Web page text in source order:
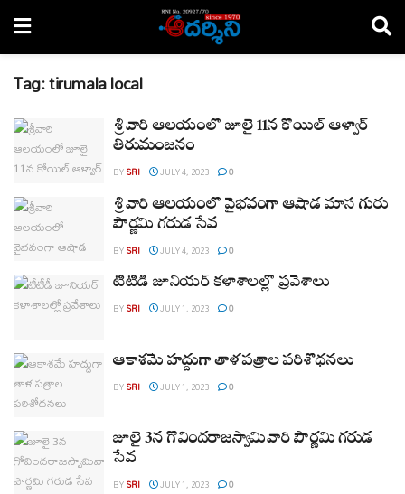
Tag:tirumala local
శ్రీవారి ఆలయంలో జూలై 11న కోయిల్‌ ఆళ్వార్‌
తిరుమంజనం
BYSRI JULY 4, 2023 0
శ్రీవారి ఆలయంలో వైభవంగా ఆషాడ మాస గురు
పౌర్ణమి గరుడ సేవ
BYSRI JULY 4, 2023 0
టీటీడీ జూనియర్ కళాశాలల్లో ప్రవేశాలు
BYSRI JULY 1, 2023 0
ఆకాశమే హద్దుగా తాళ పత్రాల పరిశోధనలు
BYSRI JULY 1, 2023 0
జూలై 3న గోవిందరాజస్వామివారి పౌర్ణమి గరుడ
సేవ
BYSRI JULY 1, 2023 0